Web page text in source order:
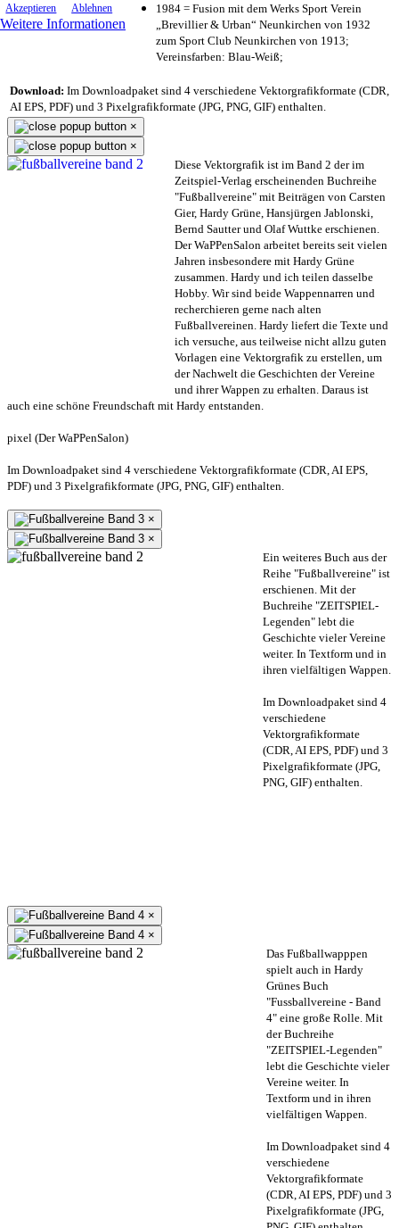
Akzeptieren Ablehnen
Weitere Informationen
1984 = Fusion mit dem Werks Sport Verein
„Brevillier & Urban“ Neunkirchen von 1932
zum Sport Club Neunkirchen von 1913;
Vereinsfarben: Blau-Weiß;
Download: Im Downloadpaket sind 4 verschiedene Vektorgrafikformate (CDR,
AI EPS, PDF) und 3 Pixelgrafikformate (JPG, PNG, GIF) enthalten.
×
×
Diese Vektorgrafik ist im Band 2 der im
Zeitspiel-Verlag erscheinenden Buchreihe
"Fußballvereine" mit Beiträgen von Carsten
Gier, Hardy Grüne, Hansjürgen Jablonski,
Bernd Sautter und Olaf Wuttke erschienen.
Der WaPPenSalon arbeitet bereits seit vielen
Jahren insbesondere mit Hardy Grüne
zusammen. Hardy und ich teilen dasselbe
Hobby. Wir sind beide Wappennarren und
recherchieren gerne nach alten
Fußballvereinen. Hardy liefert die Texte und
ich versuche, aus teilweise nicht allzu guten
Vorlagen eine Vektorgrafik zu erstellen, um
der Nachwelt die Geschichten der Vereine
und ihrer Wappen zu erhalten. Daraus ist
auch eine schöne Freundschaft mit Hardy entstanden.
pixel (Der WaPPenSalon)
Im Downloadpaket sind 4 verschiedene Vektorgrafikformate (CDR, AI EPS,
PDF) und 3 Pixelgrafikformate (JPG, PNG, GIF) enthalten.
×
×
Ein weiteres Buch aus der
Reihe "Fußballvereine" ist
erschienen. Mit der
Buchreihe "ZEITSPIEL-
Legenden" lebt die
Geschichte vieler Vereine
weiter. In Textform und in
ihren vielfältigen Wappen.
Im Downloadpaket sind 4
verschiedene
Vektorgrafikformate
(CDR, AI EPS, PDF) und 3
Pixelgrafikformate (JPG,
PNG, GIF) enthalten.
×
×
Das Fußballwapppen
spielt auch in Hardy
Grünes Buch
"Fussballvereine - Band
4" eine große Rolle. Mit
der Buchreihe
"ZEITSPIEL-Legenden"
lebt die Geschichte vieler
Vereine weiter. In
Textform und in ihren
vielfältigen Wappen.
Im Downloadpaket sind 4
verschiedene
Vektorgrafikformate
(CDR, AI EPS, PDF) und 3
Pixelgrafikformate (JPG,